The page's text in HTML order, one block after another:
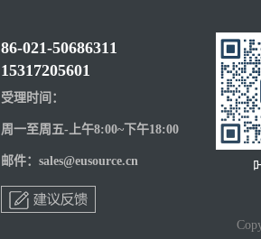
86-021-50686311
15317205601
受理时间：
周一至周五-上午8:00~下午18:00
邮件：sales@eusource.cn